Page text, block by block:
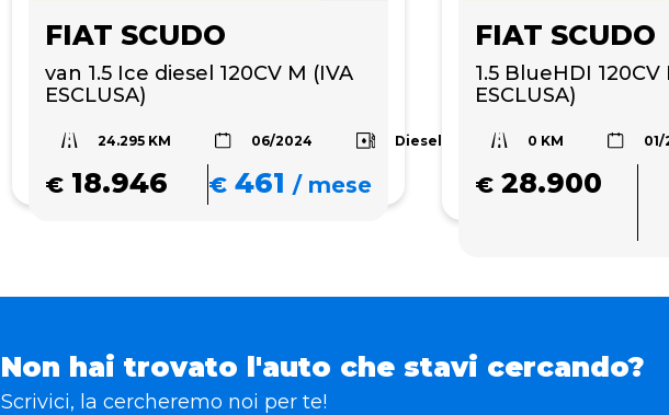
FIAT SCUDO
van 1.5 Ice diesel 120CV M (IVA
ESCLUSA)
24.295 KM 06/2024 Diesel
€ 18.946 € 461 / mese
FIAT SCUDO
1.5 BlueHDI 120CV
ESCLUSA)
0 KM
€ 28.900
Non hai trovato l'auto che stavi cercando?
Scrivici, la cercheremo noi per te!